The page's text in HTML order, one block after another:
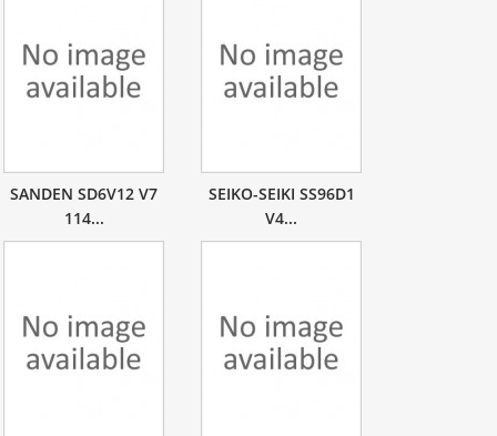
SANDEN SD6V12 V7
114...
SEIKO-SEIKI SS96D1
V4...